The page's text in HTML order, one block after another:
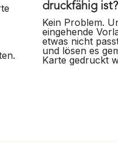
druckfähig ist?
Kein Problem.
eingehende
etwas nicht
und lösen es
Karte gedruckt